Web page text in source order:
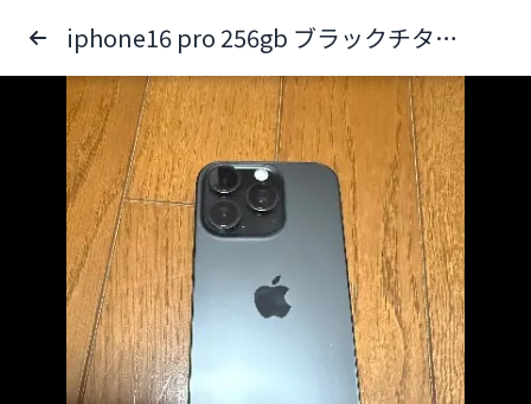
iphone16 pro 256gb ブラックチタニウム